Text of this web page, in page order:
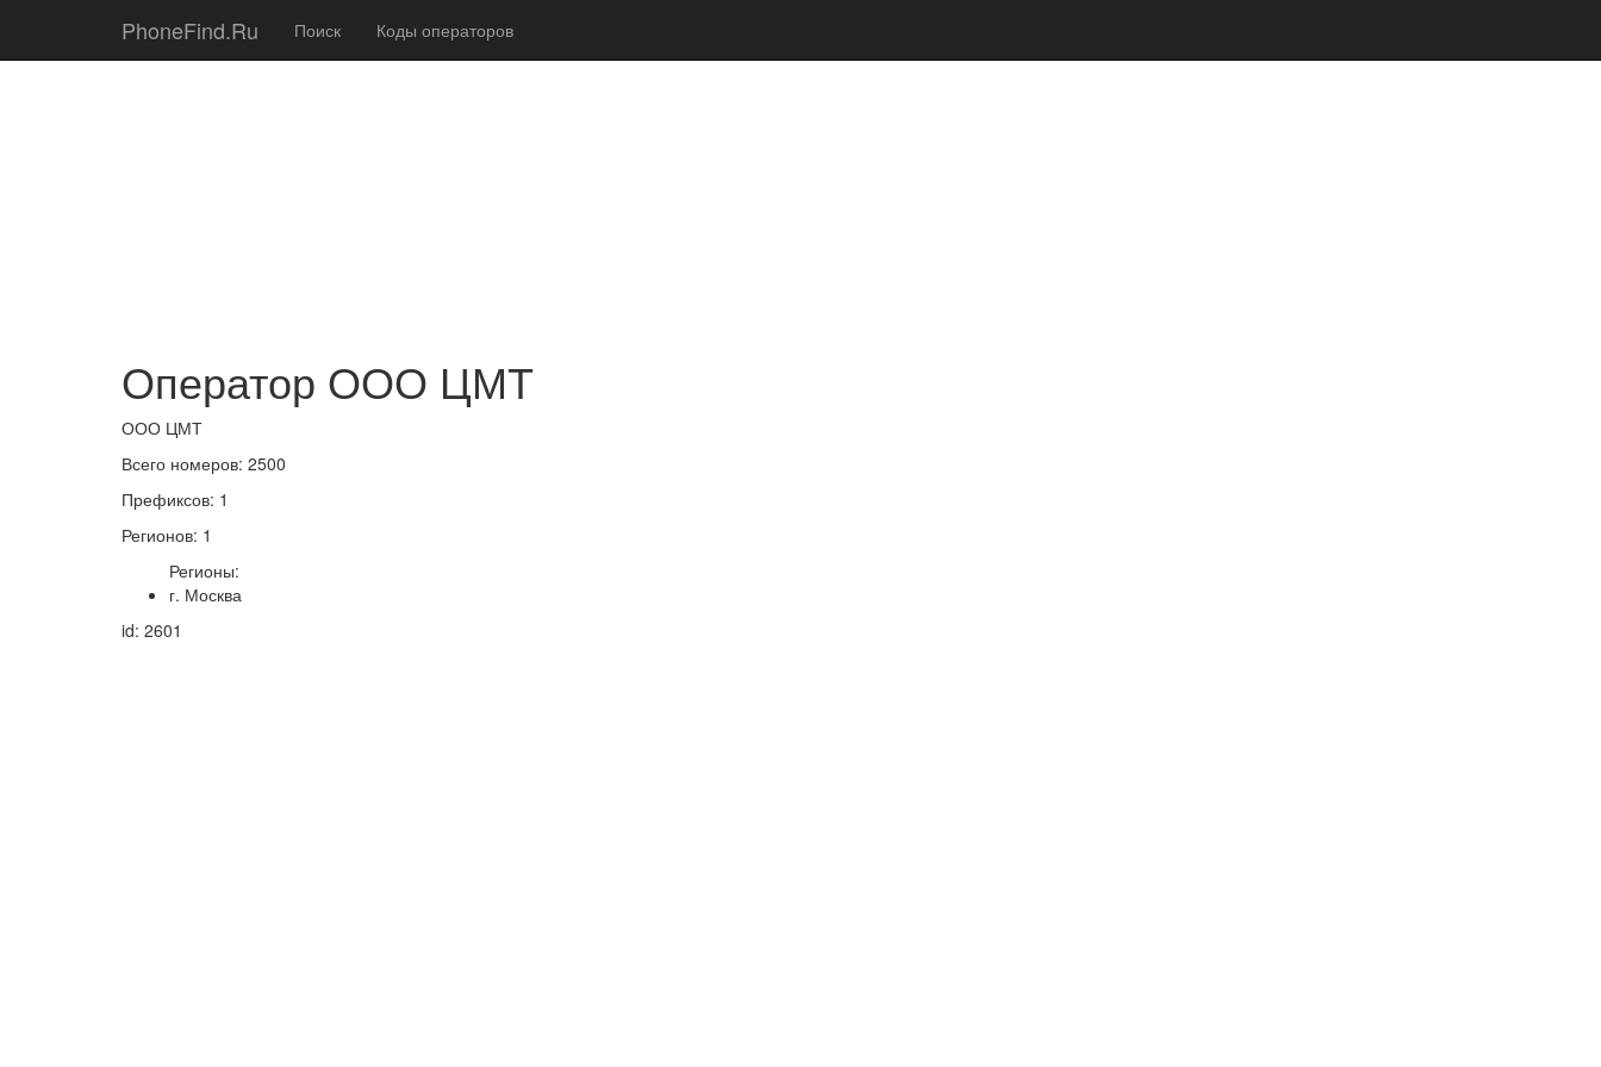
PhoneFind.Ru Поиск Коды операторов
Оператор ООО ЦМТ
ООО ЦМТ
Всего номеров: 2500
Префиксов: 1
Регионов: 1
Регионы:
г. Москва
id: 2601